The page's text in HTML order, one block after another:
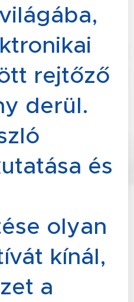
rejtőző
derül.
és
olyan
kínál,
a